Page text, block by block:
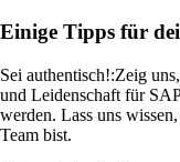
Einige Tipps für
Sei authentisch!:Zeig
und Leidenschaft für
werden. Lass uns
Team bist.